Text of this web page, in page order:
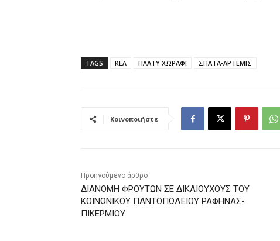
TAGS ΚΕΛ ΠΛΑΤΥ ΧΩΡΑΦΙ ΣΠΑΤΑ-ΑΡΤΕΜΙΣ
Κοινοποιήστε
Προηγούμενο άρθρο
ΔΙΑΝΟΜΗ ΦΡΟΥΤΩΝ ΣΕ ΔΙΚΑΙΟΥΧΟΥΣ ΤΟΥ
ΚΟΙΝΩΝΙΚΟΥ ΠΑΝΤΟΠΩΛΕΙΟΥ ΡΑΦΗΝΑΣ-
ΠΙΚΕΡΜΙΟΥ